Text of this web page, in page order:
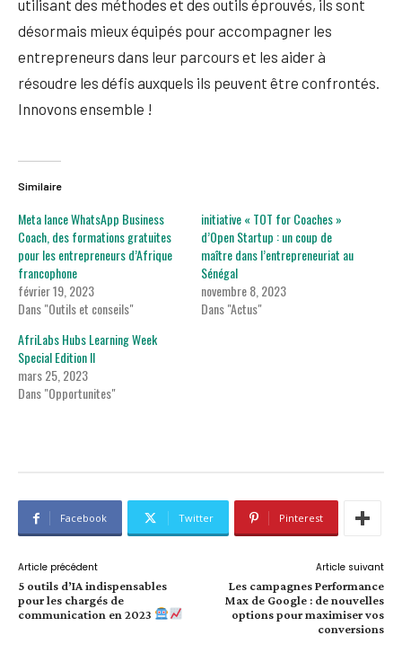
utilisant des méthodes et des outils éprouvés, ils sont
désormais mieux équipés pour accompagner les
entrepreneurs dans leur parcours et les aider à
résoudre les défis auxquels ils peuvent être confrontés.
Innovons ensemble !
Similaire
Meta lance WhatsApp Business
Coach, des formations gratuites
pour les entrepreneurs d’Afrique
francophone
février 19, 2023
Dans "Outils et conseils"
initiative « TOT for Coaches »
d’Open Startup : un coup de
maître dans l’entrepreneuriat au
Sénégal
novembre 8, 2023
Dans "Actus"
AfriLabs Hubs Learning Week
Special Edition II
mars 25, 2023
Dans "Opportunites"
Facebook Twitter Pinterest
Article précédent
5 outils d’IA indispensables
pour les chargés de
communication en 2023
Article suivant
Les campagnes Performance
Max de Google : de nouvelles
options pour maximiser vos
conversions